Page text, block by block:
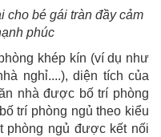
cho bé gái tràn đầy cảm
phúc
khép kín (ví dụ như
nghỉ....), diện tích của
nhà được bố trí phòng
trí phòng ngủ theo kiểu
phòng ngủ được kết nối